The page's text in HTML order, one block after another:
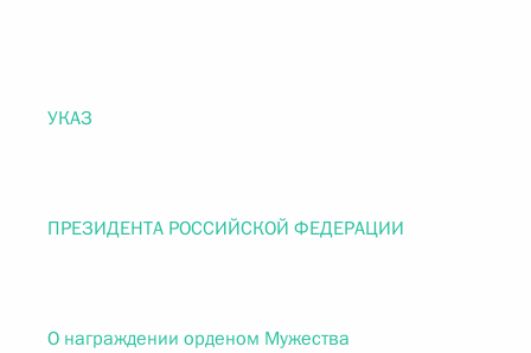
УКАЗ
ПРЕЗИДЕНТА РОССИЙСКОЙ ФЕДЕРАЦИИ
О награждении орденом Мужества